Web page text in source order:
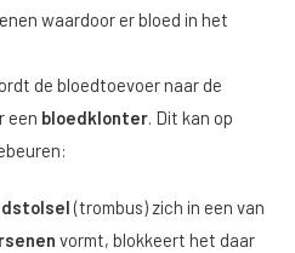
waardoor er bloed in het
de bloedtoevoer naar de
een bloedklonter. Dit kan op
(trombus) zich in een van
vormt, blokkeert het daar